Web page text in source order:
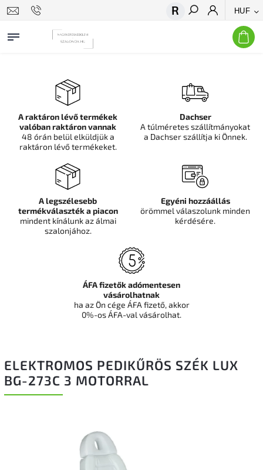
HUF
Keresés
ELEKTROMOS PEDIKŰRÖS SZÉK LUX
BG-273C 3 MOTORRAL
A raktáron lévő termékek
valóban raktáron vannak
48 órán belül elküldjük a
raktáron lévő termékeket.
Dachser
A túlméretes szállítmányokat
a Dachser szállítja ki Önnek.
A legszélesebb
termékválaszték a piacon
mindent kínálunk az álmai
szalonjához.
Egyéni hozzáállás
örömmel válaszolunk minden
kérdésére.
ÁFA fizetők adómentesen
vásárolhatnak
ha az Ön cége ÁFA fizető, akkor
0%-os ÁFA-val vásárolhat.